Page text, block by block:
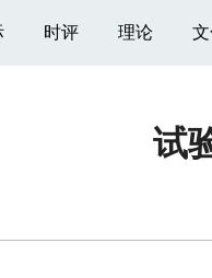
时评 理论
试